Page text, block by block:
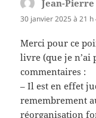
Jean-Pierre
30 janvier 2025 à 21 h
Merci pour ce
livre (que je n’ai
commentaires :
– Il est en effet
remembrement
réorganisation